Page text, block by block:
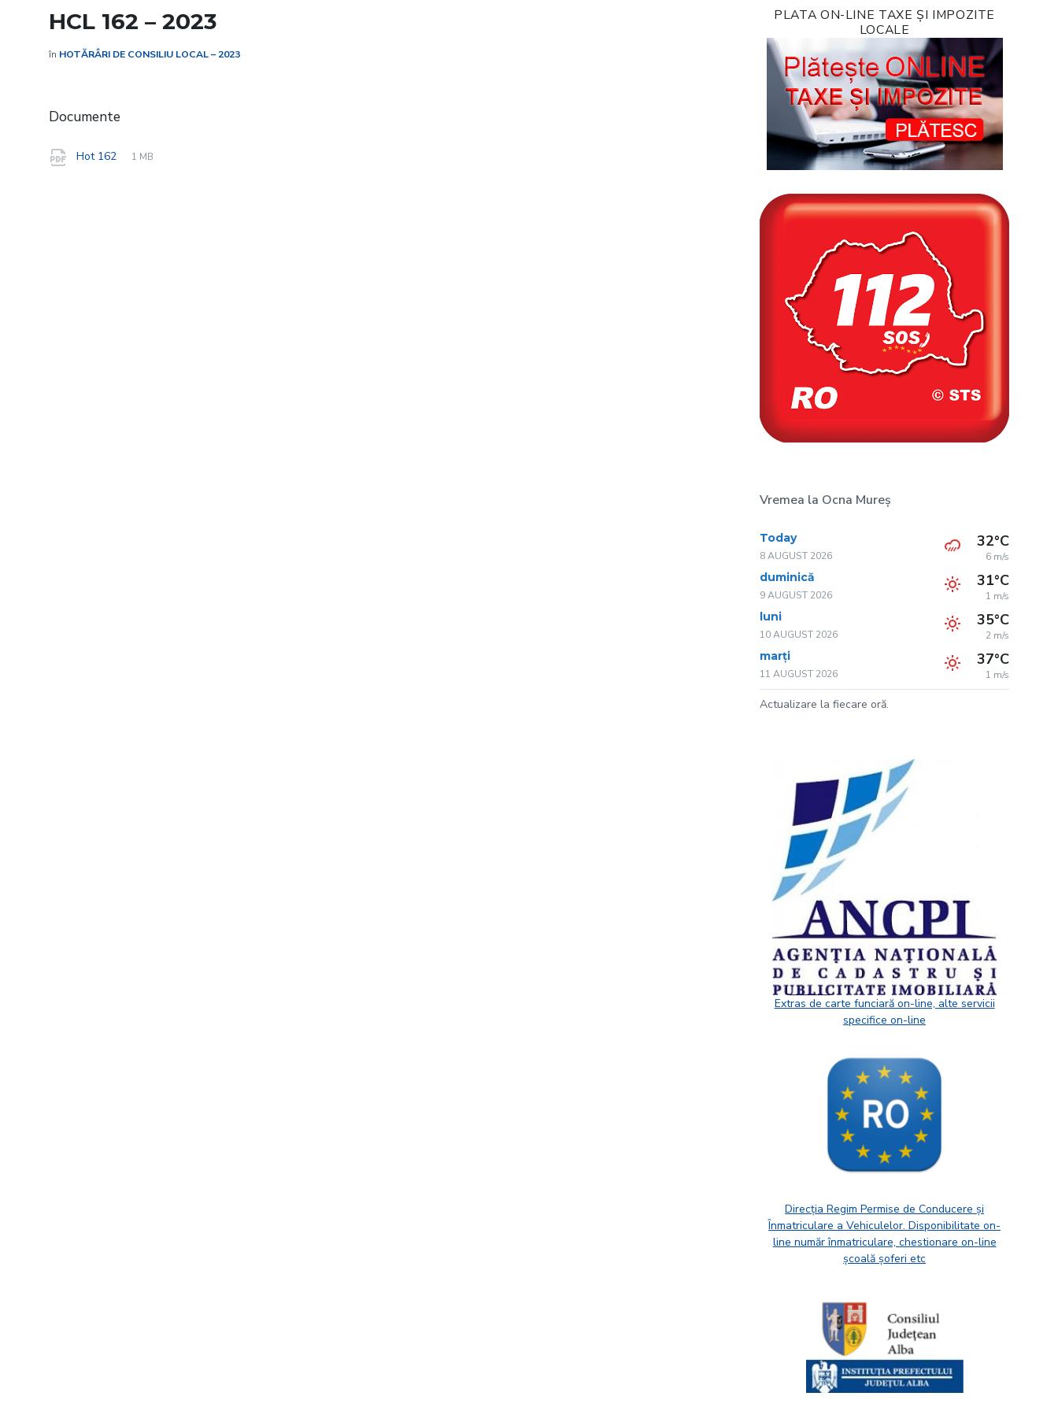
HCL 162 – 2023
în HOTĂRÂRI DE CONSILIU LOCAL – 2023
Documente
Hot 162
File
pdf
File
1 MB
PLATA ON-LINE TAXE ȘI IMPOZITE
LOCALE
Vremea la Ocna Mureș
Today
8 AUGUST 2026
32°C
6 m/s
duminică
9 AUGUST 2026
31°C
1 m/s
luni
10 AUGUST 2026
35°C
2 m/s
marți
11 AUGUST 2026
37°C
1 m/s
Actualizare la fiecare oră.
Extras de carte funciară on-line, alte servicii
specifice on-line
Direcția Regim Permise de Conducere și
Înmatriculare a Vehiculelor. Disponibilitate on-
line număr înmatriculare, chestionare on-line
școală șoferi etc